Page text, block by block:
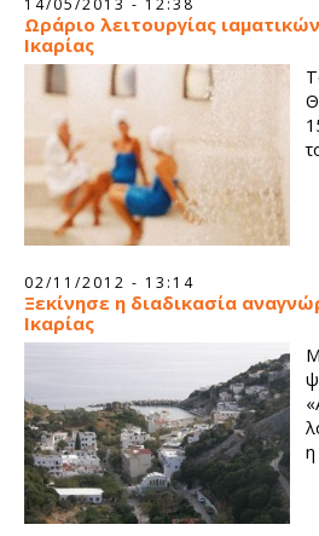
ή μη- Φυσικών Πόρων.
14/05/2013 - 12:38
Ωράριο λειτουργίας
Ικαρίας
02/11/2012 - 13:14
Ξεκίνησε η διαδικασία
Ικαρίας